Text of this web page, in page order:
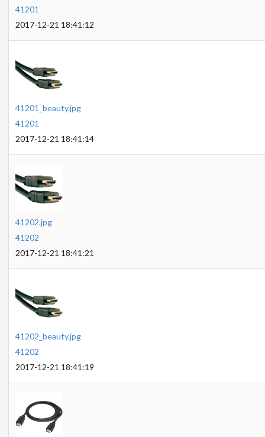
41201
2017-12-21 18:41:12
41201_beauty.jpg
41201
2017-12-21 18:41:14
41202.jpg
41202
2017-12-21 18:41:21
41202_beauty.jpg
41202
2017-12-21 18:41:19